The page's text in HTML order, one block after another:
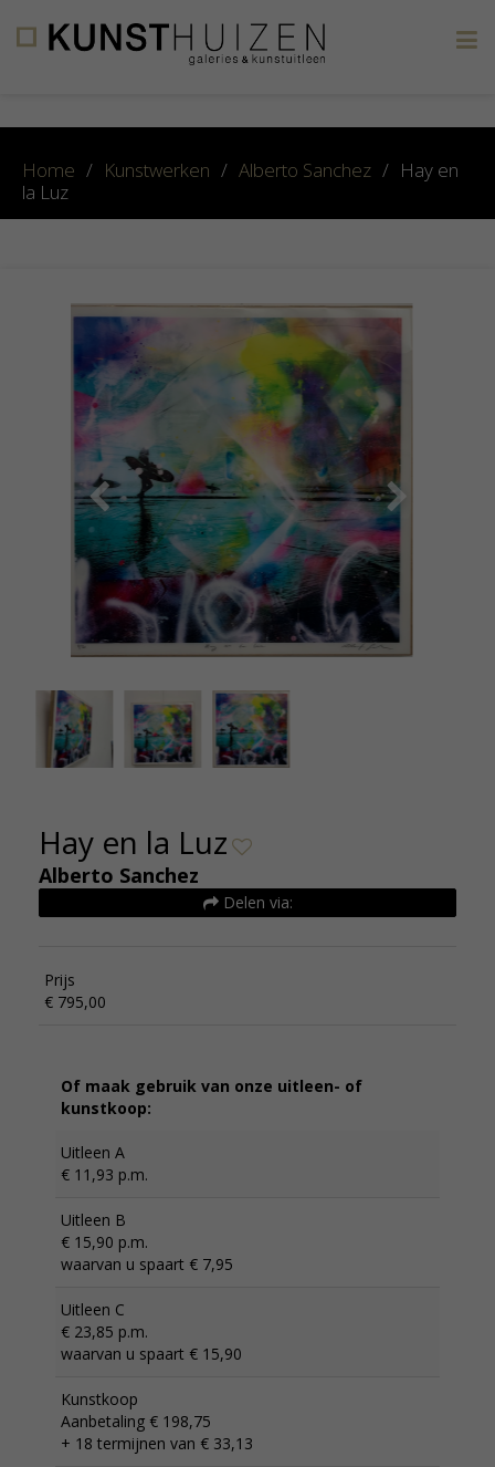
Home / Kunstwerken / Alberto Sanchez / Hay en
la Luz
Hay en la Luz
Alberto Sanchez
Delen via:
Prijs
€ 795,00
Of maak gebruik van onze uitleen- of
kunstkoop:
Uitleen A
€ 11,93 p.m.
Uitleen B
€ 15,90 p.m.
waarvan u spaart € 7,95
Uitleen C
€ 23,85 p.m.
waarvan u spaart € 15,90
Kunstkoop
Aanbetaling € 198,75
+ 18 termijnen van € 33,13